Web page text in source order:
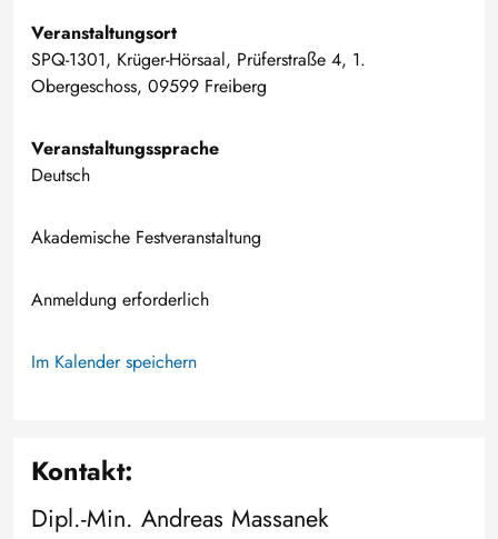
Veranstaltungsort
SPQ-1301, Krüger-Hörsaal, Prüferstraße 4, 1.
Obergeschoss, 09599 Freiberg
Veranstaltungssprache
Deutsch
Akademische Festveranstaltung
Anmeldung erforderlich
Im Kalender speichern
Kontakt:
Dipl.-Min. Andreas Massanek